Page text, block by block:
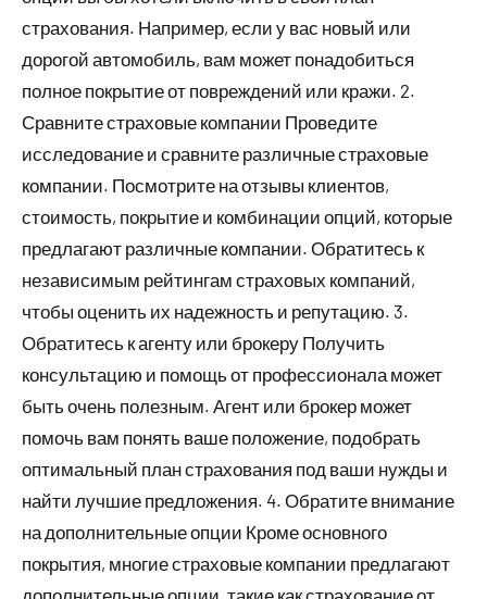
страхования. Например, если у вас новый или
дорогой автомобиль, вам может понадобиться
полное покрытие от повреждений или кражи. 2.
Сравните страховые компании Проведите
исследование и сравните различные страховые
компании. Посмотрите на отзывы клиентов,
стоимость, покрытие и комбинации опций, которые
предлагают различные компании. Обратитесь к
независимым рейтингам страховых компаний,
чтобы оценить их надежность и репутацию. 3.
Обратитесь к агенту или брокеру Получить
консультацию и помощь от профессионала может
быть очень полезным. Агент или брокер может
помочь вам понять ваше положение, подобрать
оптимальный план страхования под ваши нужды и
найти лучшие предложения. 4. Обратите внимание
на дополнительные опции Кроме основного
покрытия, многие страховые компании предлагают